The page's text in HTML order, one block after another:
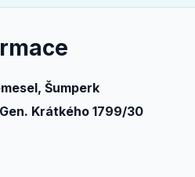
Šumperk
Krátkého 1799/30